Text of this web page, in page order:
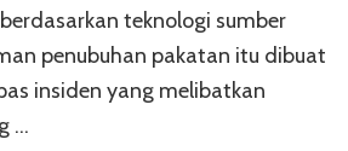
teknologi sumber
penubuhan pakatan itu dibuat
insiden yang melibatkan
…